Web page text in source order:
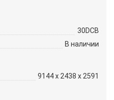
30DCB
В наличии
9144 x 2438 x 2591